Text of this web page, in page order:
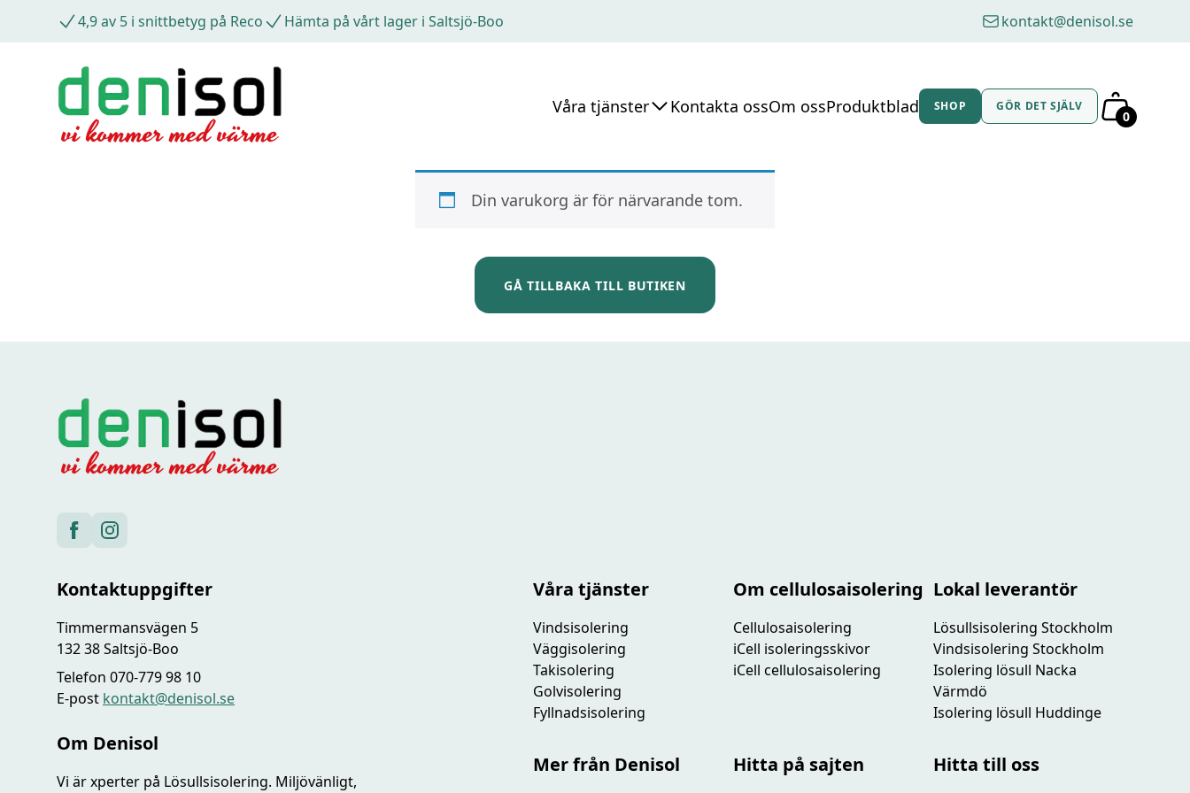
4,9 av 5 i snittbetyg på Reco Hämta på vårt lager i Saltsjö-Boo kontakt@denisol.se
Våra tjänster Kontakta ossOm ossProduktblad SHOP GÖR DET SJÄLV
0
Din varukorg är för närvarande tom.
GÅ TILLBAKA TILL BUTIKEN
Kontaktuppgifter
Timmermansvägen 5
132 38 Saltsjö-Boo
Telefon 070-779 98 10
E-post kontakt@denisol.se
Om Denisol
Vi är xperter på Lösullsisolering. Miljövänligt,
Våra tjänster
Vindsisolering
Väggisolering
Takisolering
Golvisolering
Fyllnadsisolering
Om cellulosaisolering
Cellulosaisolering
iCell isoleringsskivor
iCell cellulosaisolering
Lokal leverantör
Lösullsisolering Stockholm
Vindsisolering Stockholm
Isolering lösull Nacka
Värmdö
Isolering lösull Huddinge
Mer från Denisol Hitta på sajten Hitta till oss